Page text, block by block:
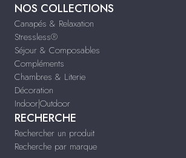
NOS COLLECTIONS
Canapés & Relaxation
Stressless®
Séjour & Composables
Compléments
Chambres & Literie
Décoration
Indoor|Outdoor
RECHERCHE
Rechercher un produit
Recherche par marque